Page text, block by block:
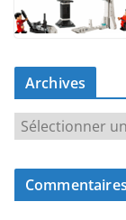
Archives
c